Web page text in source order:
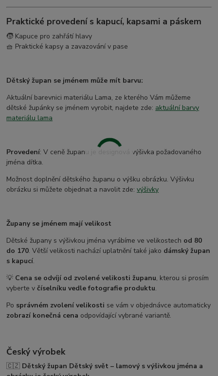
Praktické provedení s kapucí, kapsami a páskem
🧒 Kapuce pro zahřátí hlavy
🧺 Praktické kapsy a zavazování v pase
Dětský župan se jménem může mít barvu:
Aktuální barevnici materiálu Lama, ze kterého Vám můžeme
dětské župánky se jménem vyrobit, najdete zde: aktuální barvy
materiálu lama
Provedení: V ceně županu je designová výšivka požadovaného
jména dítka.
Možnost doplnění dětského županu o výšku obrázku. Výšivku
obrázku si můžete objednat a navolit zde:výšivky
Župany se jménem mají velikost
Dětské župany s výšivkou jména vyrábíme ve velikostech od 80
do 170. Větší velikosti nachází uplatnění také jako dámský župan
s kapucí.
💡 Cena se odvíjí od zvolené velikosti županu, kterou si prosím
vyberte včíselníku vedle fotografie produktu.
Po správném zvolení velikosti se vám v objednávce automaticky
zobrazí konečná cena odpovídající vybrané variantě.
Český výrobek
🇨🇿 Dětský župan Dětský svět – lamový s výšivkou jména a